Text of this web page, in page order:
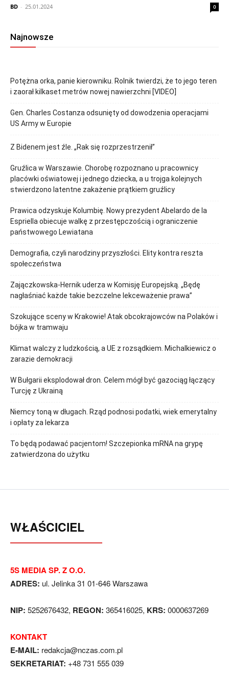
BD - 25.01.2024 0
Najnowsze
Potężna orka, panie kierowniku. Rolnik twierdzi, że to jego teren
i zaorał kilkaset metrów nowej nawierzchni [VIDEO]
Gen. Charles Costanza odsunięty od dowodzenia operacjami
US Army w Europie
Z Bidenem jest źle. „Rak się rozprzestrzenił”
Gruźlica w Warszawie. Chorobę rozpoznano u pracownicy
placówki oświatowej i jednego dziecka, a u trojga kolejnych
stwierdzono latentne zakażenie prątkiem gruźlicy
Prawica odzyskuje Kolumbię. Nowy prezydent Abelardo de la
Espriella obiecuje walkę z przestępczością i ograniczenie
państwowego Lewiatana
Demografia, czyli narodziny przyszłości. Elity kontra reszta
społeczeństwa
Zajączkowska-Hernik uderza w Komisję Europejską. „Będę
nagłaśniać każde takie bezczelne lekceważenie prawa”
Szokujące sceny w Krakowie! Atak obcokrajowców na Polaków i
bójka w tramwaju
Klimat walczy z ludzkością, a UE z rozsądkiem. Michalkiewicz o
zarazie demokracji
W Bułgarii eksplodował dron. Celem mógł być gazociąg łączący
Turcję z Ukrainą
Niemcy toną w długach. Rząd podnosi podatki, wiek emerytalny
i opłaty za lekarza
To będą podawać pacjentom! Szczepionka mRNA na grypę
zatwierdzona do użytku
WŁAŚCICIEL
5S MEDIA SP. Z O.O.
ADRES: ul. Jelinka 31 01-646 Warszawa
NIP: 5252676432, REGON: 365416025, KRS: 0000637269
KONTAKT
E-MAIL: redakcja@nczas.com.pl
SEKRETARIAT: +48 731 555 039